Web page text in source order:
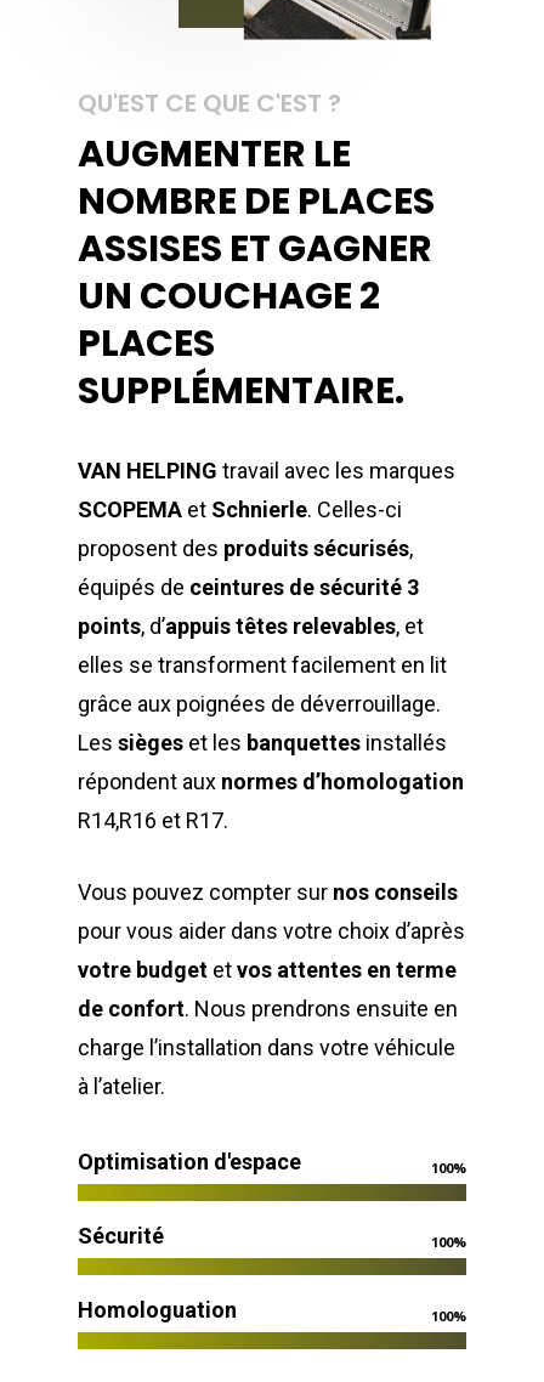
QU'EST CE QUE C'EST ?
AUGMENTER LE
NOMBRE DE PLACES
ASSISES ET GAGNER
UN COUCHAGE 2
PLACES
SUPPLÉMENTAIRE.
VAN HELPING travail avec les marques
SCOPEMA et Schnierle. Celles-ci
proposent des produits sécurisés,
équipés de ceintures de sécurité 3
points, d’appuis têtes relevables, et
elles se transforment facilement en lit
grâce aux poignées de déverrouillage.
Lessièges et les banquettes installés
répondent aux normes d’homologation
R14,R16 et R17.
Vous pouvez compter sur nos conseils
pour vous aider dans votre choix d’après
votre budget etvos attentes en terme
de confort. Nous prendrons ensuite en
charge l’installation dans votre véhicule
à l’atelier.
Optimisation d'espace 100%
Sécurité 100%
Homologuation 100%